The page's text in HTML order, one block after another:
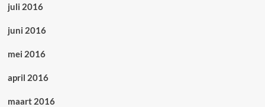
juli 2016
juni 2016
mei 2016
april 2016
maart 2016